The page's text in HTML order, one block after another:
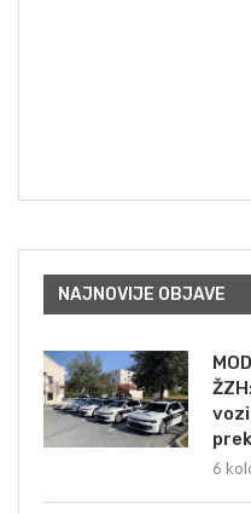
NAJNOVIJE OBJAVE
6